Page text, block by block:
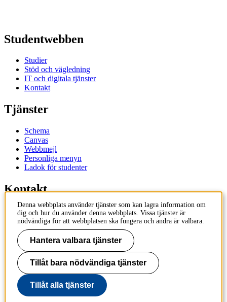
Studentwebben
Studier
Stöd och vägledning
IT och digitala tjänster
Kontakt
Tjänster
Schema
Canvas
Webbmejl
Personliga menyn
Ladok för studenter
Kontakt
Kontakta utbildningsprogram
Kontakta kurs
IT-support
KTH Entré
KTH
100 44 Stockholm
+46 8 790 60 00
info@kth.se
Denna webbplats använder tjänster som kan lagra information om
dig och hur du använder denna webbplats. Vissa tjänster är
nödvändiga för att webbplatsen ska fungera och andra är valbara.
Hantera valbara tjänster
Tillåt bara nödvändiga tjänster
Tillåt alla tjänster